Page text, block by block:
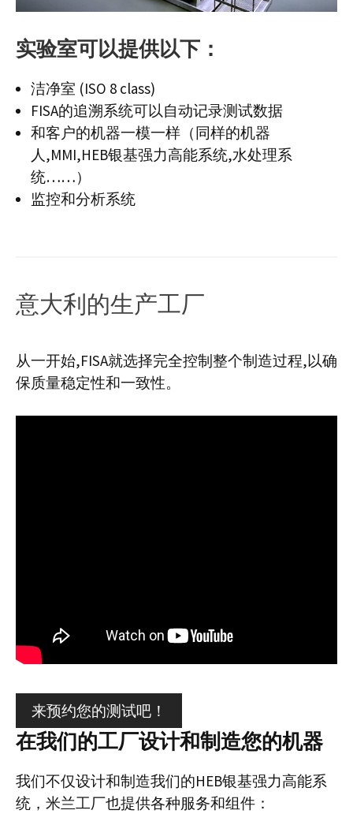
实验室可以提供以下：
洁净室 (ISO 8 class)
FISA的追溯系统可以自动记录测试数据
和客户的机器一模一样（同样的机器
人,MMI,HEB银基强力高能系统,水处理系
统……）
监控和分析系统
意大利的生产工厂
从一开始,FISA就选择完全控制整个制造过程,以确
保质量稳定性和一致性。
来预约您的测试吧！
在我们的工厂设计和制造您的机器
我们不仅设计和制造我们的HEB银基强力高能系
统，米兰工厂也提供各种服务和组件：